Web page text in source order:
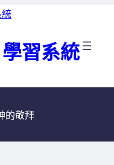
習系統
的敬拜